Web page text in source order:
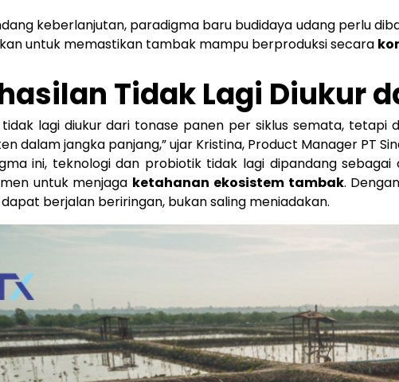
keberlanjutan, paradigma baru budidaya udang perlu
untuk memastikan tambak mampu berproduksi secara
Tidak Lagi Diukur
tidak lagi diukur dari tonase panen per siklus semata,
dalam jangka panjang,” ujar Kristina, Product Manager PT
ini, teknologi dan probiotik tidak lagi dipandang
untuk menjaga ketahanan ekosistem tambak.
berjalan beriringan, bukan saling meniadakan.